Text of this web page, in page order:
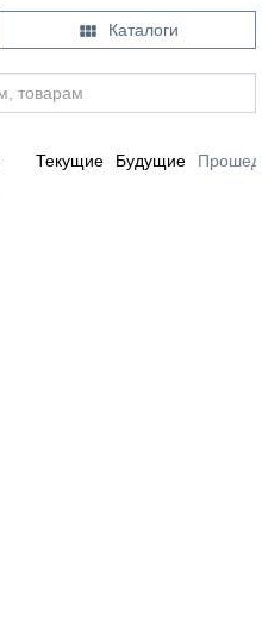
 Каталоги
Текущие Будущие